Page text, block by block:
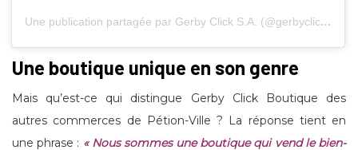
Une publication partagée par Gerby Click S.A. (@gerbyclicksa)
Une boutique unique en son genre
Mais qu’est-ce qui distingue Gerby Click Boutique des
autres commerces de Pétion-Ville ? La réponse tient en
une phrase : « Nous sommes une boutique qui vend le bien-